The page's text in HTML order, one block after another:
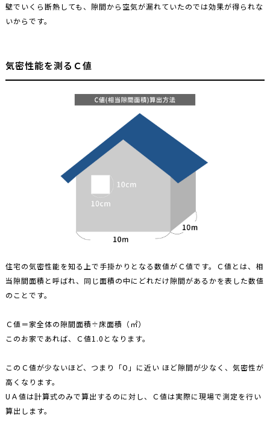
壁でいくら断熱しても、隙間から空気が漏れていたのでは効果が得られな
いからです。
気密性能を測るＣ値
住宅の気密性能を知る上で手掛かりとなる数値がＣ値です。Ｃ値とは、相
当隙間面積と呼ばれ、同じ面積の中にどれだけ隙間があるかを表した数値
のことです。
Ｃ値＝家全体の隙間面積÷床面積（㎡）
このお家であれば、Ｃ値1.0となります。
このＣ値が少ないほど、つまり「O」に近い ほど隙間が少なく、気密性が
高くなります。
UＡ値は計算式のみで算出するのに対し、Ｃ値は実際に現場で測定を行い
算出します。